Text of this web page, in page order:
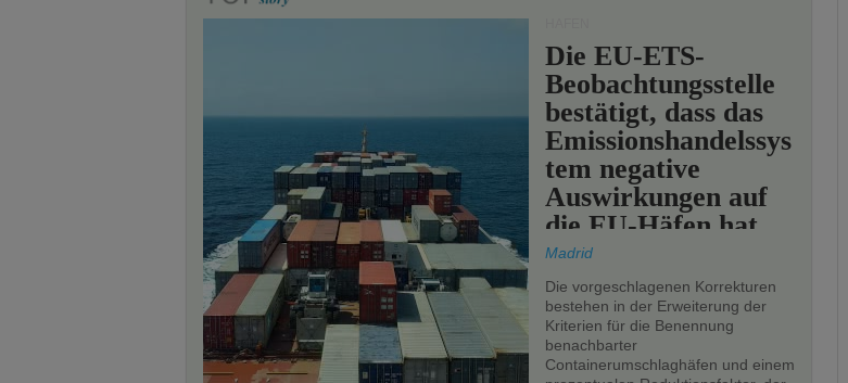
Die EU-ETS-
Beobachtungsstelle
bestätigt, dass das
Emissionshandelssys
tem negative
Auswirkungen auf
die EU-Häfen hat.
Madrid
Die vorgeschlagenen Korrekturen
bestehen in der Erweiterung der
Kriterien für die Benennung
benachbarter
Containerumschlaghäfen und einem